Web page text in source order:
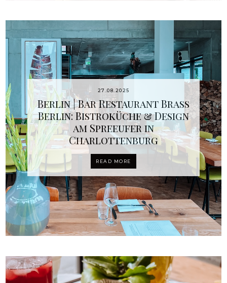
27.08.2025
Berlin | Bar Restaurant Brass
Berlin: Bistroküche & Design
am Spreeufer in
Charlottenburg
READ MORE